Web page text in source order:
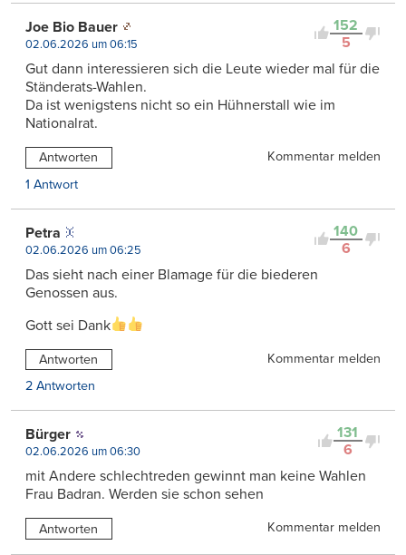
152
5
Joe Bio Bauer
02.06.2026 um 06:15
Gut dann interessieren sich die Leute wieder mal für die
Ständerats-Wahlen.
Da ist wenigstens nicht so ein Hühnerstall wie im
Nationalrat.
Antworten
Kommentar melden
1 Antwort
140
6
Petra
02.06.2026 um 06:25
Das sieht nach einer Blamage für die biederen
Genossen aus.
Gott sei Dank
Antworten
Kommentar melden
2 Antworten
131
6
Bürger
02.06.2026 um 06:30
mit Andere schlechtreden gewinnt man keine Wahlen
Frau Badran. Werden sie schon sehen
Antworten Kommentar melden